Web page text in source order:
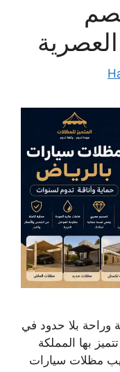
وراحة بلا حدود في
بها المملكة
مظلات سيارات